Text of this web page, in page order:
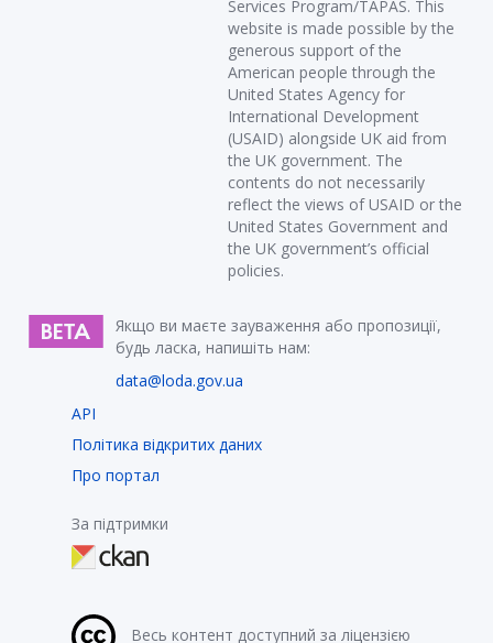
Services Program/TAPAS. This
website is made possible by the
generous support of the
American people through the
United States Agency for
International Development
(USAID) alongside UK aid from
the UK government. The
contents do not necessarily
reflect the views of USAID or the
United States Government and
the UK government’s official
policies.
Якщо ви маєте зауваження або пропозиції,
будь ласка, напишіть нам:
data@loda.gov.ua
API
Політика відкритих даних
Про портал
За підтримки
Весь контент доступний за ліцензією